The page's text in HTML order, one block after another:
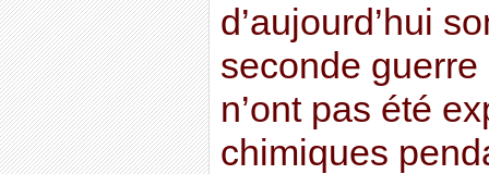
d’aujourd’hui
seconde guerre
n’ont pas été
chimiques